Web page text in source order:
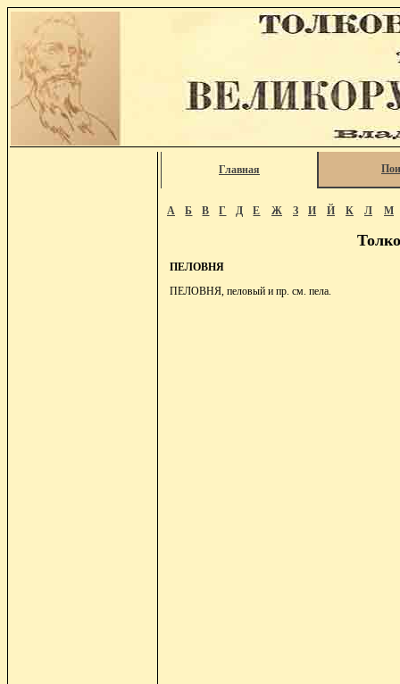
Главная
А Б В Г Д Е Ж З И Й К Л М
ПЕЛОВНЯ
ПЕЛОВНЯ, пеловый и пр. см. пела.